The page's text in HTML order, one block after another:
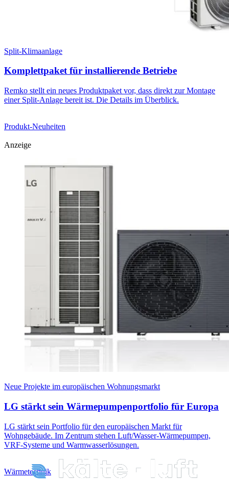
Split-Klimaanlage
Komplettpaket für installierende Betriebe
Remko stellt ein neues Produktpaket vor, dass direkt zur Montage
einer Split-Anlage bereit ist. Die Details im Überblick.
Produkt-Neuheiten
Anzeige
Neue Projekte im europäischen Wohnungsmarkt
LG stärkt sein Wärmepumpenportfolio für Europa
LG stärkt sein Portfolio für den europäischen Markt für
Wohngebäude. Im Zentrum stehen Luft/Wasser-Wärmepumpen,
VRF-Systeme und Warmwasserlösungen.
Wärmetechnik